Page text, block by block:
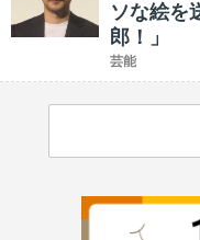
ソな絵を
郎！」
芸能